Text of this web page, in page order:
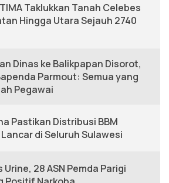
Taklukkan Tanah Celebes
Hingga Utara Sejauh 2740
Dinas ke Balikpapan Disorot,
Parmout: Semua yang
Pegawai
Pastikan Distribusi BBM
di Seluruh Sulawesi
Urine, 28 ASN Pemda Parigi